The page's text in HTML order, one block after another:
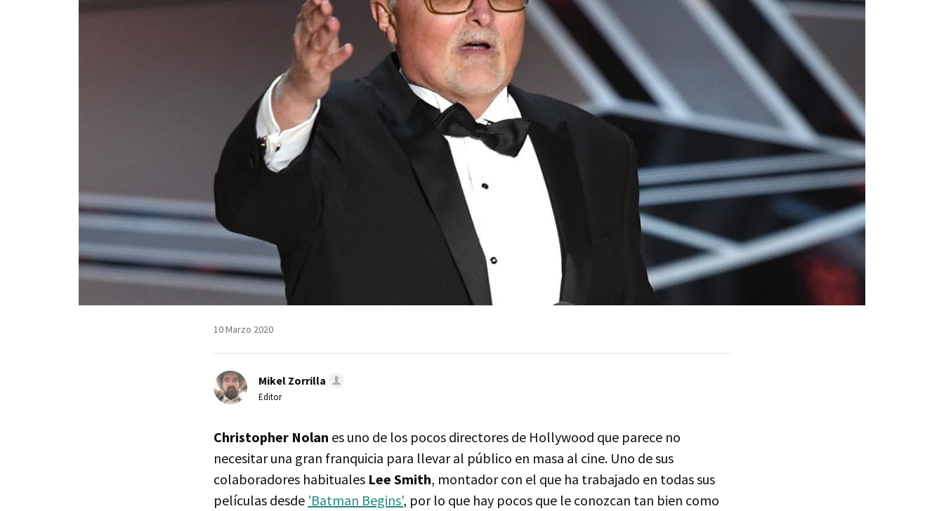
10 Marzo 2020
Mikel Zorrilla
Editor
Christopher Nolan es uno de los pocos directores de Hollywood que parece no
necesitar una gran franquicia para llevar al público en masa al cine. Uno de sus
colaboradores habituales Lee Smith, montador con el que ha trabajado en todas sus
películas desde 'Batman Begins', por lo que hay pocos que le conozcan tan bien como